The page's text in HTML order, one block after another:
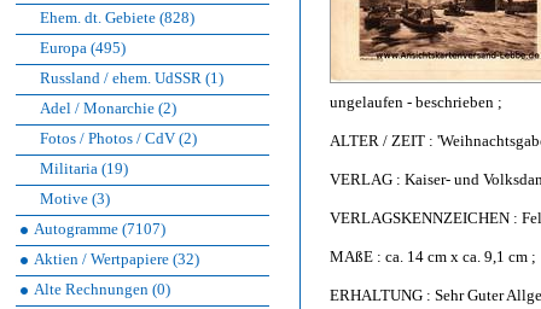
Ehem. dt. Gebiete (828)
Europa (495)
Russland / ehem. UdSSR (1)
Adel / Monarchie (2)
Fotos / Photos / CdV (2)
Militaria (19)
Motive (3)
Autogramme (7107)
Aktien / Wertpapiere (32)
Alte Rechnungen (0)
ungelaufen - beschrieben ;
ALTER / ZEIT :
VERLAG : Kaiser- und
VERLAGSKENNZEICHEN :
MAßE : ca. 14 cm x ca. 9,1 cm ;
ERHALTUNG : Sehr Guter